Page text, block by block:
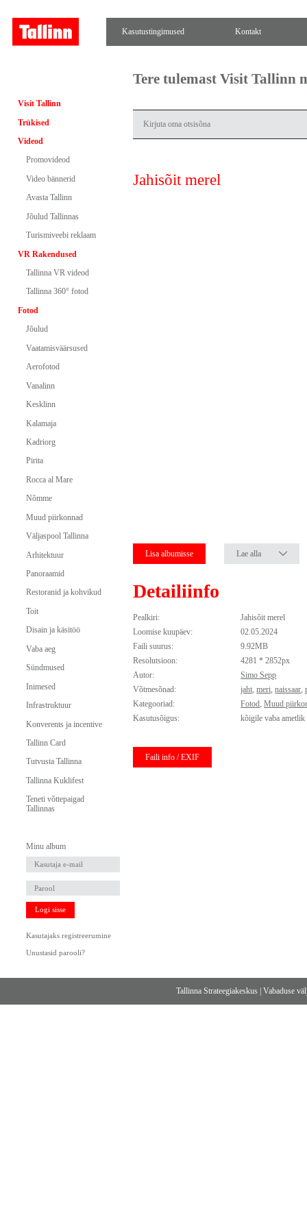
Kasutustingimused Kontakt
Visit Tallinn
Trükised
Videod
Promovideod
Video bännerid
Avasta Tallinn
Jõulud Tallinnas
Turismiveebi reklaam
VR Rakendused
Tallinna VR videod
Tallinna 360° fotod
Fotod
Jõulud
Vaatamisväärsused
Aerofotod
Vanalinn
Kesklinn
Kalamaja
Kadriorg
Pirita
Rocca al Mare
Nõmme
Muud piirkonnad
Väljaspool Tallinna
Arhitektuur
Panoraamid
Restoranid ja kohvikud
Toit
Disain ja käsitöö
Vaba aeg
Sündmused
Inimesed
Infrastruktuur
Konverents ja incentive
Tallinn Card
Tutvusta Tallinna
Tallinna Kuklifest
Teneti võttepaigad
Tallinnas
Minu album
Logi sisse
Kasutajaks registreerumine
Unustasid parooli?
Tere tulemast Visit Tallinn
Jahisõit merel
Lisa albumisse Lae alla
Detailiinfo
Pealkiri:
Jahisõit merel
Loomise kuupäev:
02.05.2024
Faili suurus:
9.92MB
Resolutsioon:
4281 * 2852px
Autor:
Simo Sepp
Võtmesõnad:
jaht,meri,naissaar,
Kategooriad:
Fotod,Muud
Kasutusõigus:
kõigile vaba
Faili info / EXIF
Tallinna Strateegiakeskus |Vabaduse